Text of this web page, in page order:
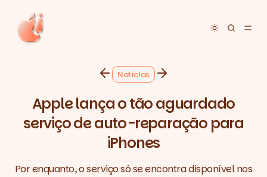
Toggle
Notícias
Apple lança o tão aguardado
serviço de auto-reparação para
iPhones
Por enquanto, o serviço só se encontra disponível nos